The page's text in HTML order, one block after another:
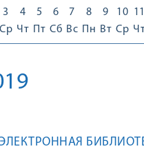
3
Ср
4
Чт
5
Пт
6
Сб
7
Вс
8
Пн
9
Вт
10
Ср